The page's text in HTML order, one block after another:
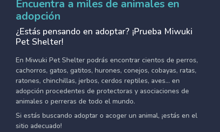
Encuentra a miles de animales en
adopción
¿Estás pensando en adoptar? ¡Prueba Miwuki
Pet Shelter!
En Miwuki Pet Shelter podrás encontrar cientos de perros,
cachorros, gatos, gatitos, hurones, conejos, cobayas, ratas,
ratones, chinchillas, jerbos, cerdos reptiles, aves... en
adopción procedentes de protectoras y asociaciones de
animales o perreras de todo el mundo.
Si estás buscando adoptar o acoger un animal, ¡estás en el
sitio adecuado!